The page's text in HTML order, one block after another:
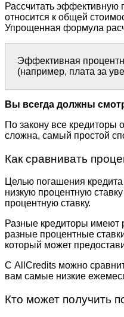
Рассчитать эффективную
относится к общей
Упрощенная формула
Эффективная
(например, плата за
Вы всегда должны
По закону все кредиторы
сложна, самый простой
Как сравнивать
Целью погашения
низкую процентную
процентную ставку.
Разные кредиторы имеют
разные процентные
который может
С AllCredits можно
вам самые низкие
Кто может получить